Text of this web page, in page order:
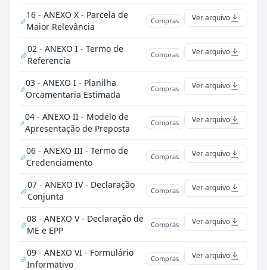
16 - ANEXO X - Parcela de
Maior Relevância
Compras Ver arquivo
02 - ANEXO I - Termo de
Referencia
Compras Ver arquivo
03 - ANEXO I - Planilha
Orcamentaria Estimada
Compras Ver arquivo
04 - ANEXO II - Modelo de
Apresentação de Preposta
Compras Ver arquivo
06 - ANEXO III - Termo de
Credenciamento
Compras Ver arquivo
07 - ANEXO IV - Declaração
Conjunta
Compras Ver arquivo
08 - ANEXO V - Declaração de
ME e EPP
Compras Ver arquivo
09 - ANEXO VI - Formulário
Informativo
Compras Ver arquivo